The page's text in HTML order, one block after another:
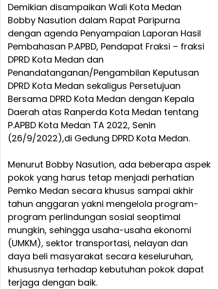
Demikian disampaikan Wali Kota Medan
Bobby Nasution dalam Rapat Paripurna
dengan agenda Penyampaian Laporan Hasil
Pembahasan P.APBD, Pendapat Fraksi – fraksi
DPRD Kota Medan dan
Penandatanganan/Pengambilan Keputusan
DPRD Kota Medan sekaligus Persetujuan
Bersama DPRD Kota Medan dengan Kepala
Daerah atas Ranperda Kota Medan tentang
P.APBD Kota Medan TA 2022, Senin
(26/9/2022),di Gedung DPRD Kota Medan.
Menurut Bobby Nasution, ada beberapa aspek
pokok yang harus tetap menjadi perhatian
Pemko Medan secara khusus sampai akhir
tahun anggaran yakni mengelola program-
program perlindungan sosial seoptimal
mungkin, sehingga usaha-usaha ekonomi
(UMKM), sektor transportasi, nelayan dan
daya beli masyarakat secara keseluruhan,
khususnya terhadap kebutuhan pokok dapat
terjaga dengan baik.